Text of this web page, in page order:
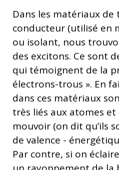
Dans les matériaux de
conducteur (utilisé en
ou isolant, nous
des excitons. Ce sont
qui témoignent de la
électrons-trous ». En
dans ces matériaux
très liés aux atomes
mouvoir (on dit qu’ils
de valence -
Par contre, si on